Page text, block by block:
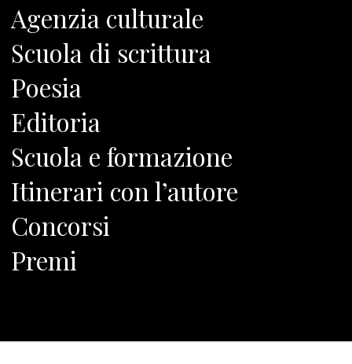
Agenzia culturale
Scuola di scrittura
Poesia
Editoria
Scuola e formazione
Itinerari con l’autore
Concorsi
Premi